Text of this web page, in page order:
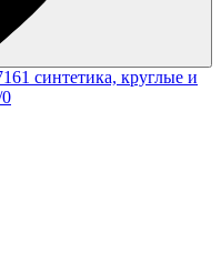
синтетика, круглые и